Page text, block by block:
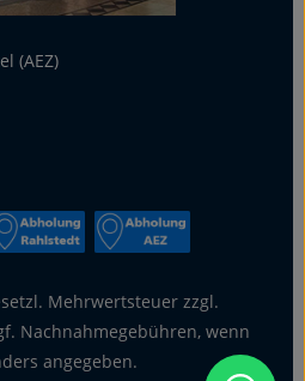
(AEZ)
Mehrwertsteuer zzgl.
Nachnahmegebühren, wenn
angegeben.